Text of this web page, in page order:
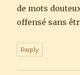
de mots
offensé sans
Reply